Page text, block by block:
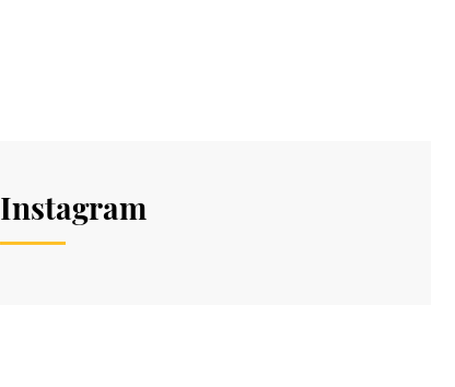
Instagram